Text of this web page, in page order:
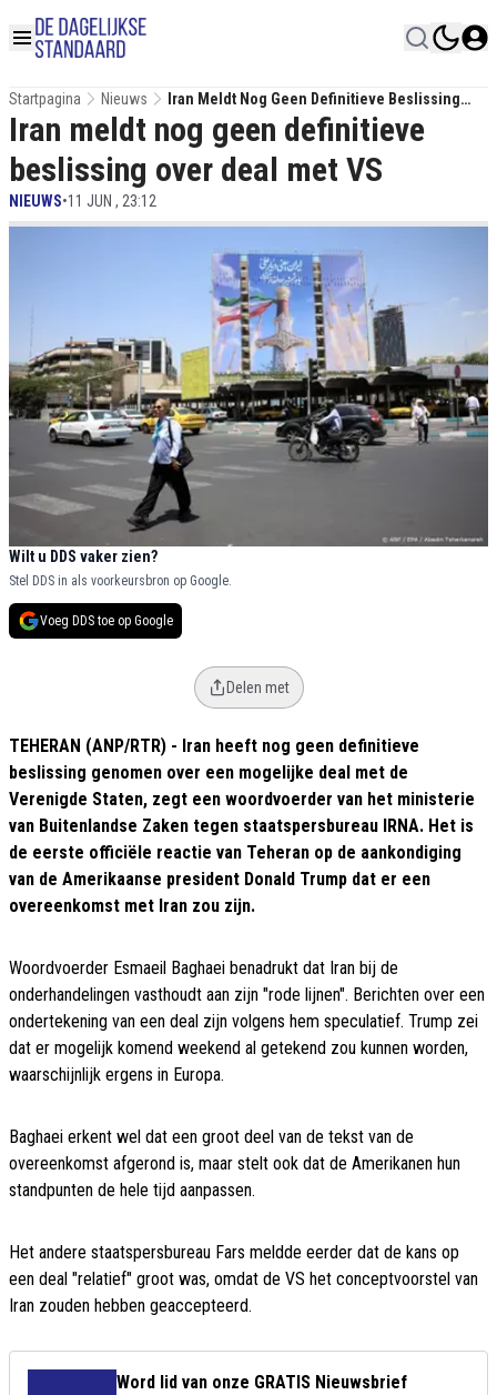
Startpagina Nieuws
Iran Meldt Nog Geen Definitieve Beslissing
Over Deal Met VS
Iran meldt nog geen definitieve
beslissing over deal met VS
NIEUWS•11 JUN , 23:12
Wilt u DDS vaker zien?
Stel DDS in als voorkeursbron op Google.
Voeg DDS toe op Google
Delen met
TEHERAN (ANP/RTR) - Iran heeft nog geen definitieve
beslissing genomen over een mogelijke deal met de
Verenigde Staten, zegt een woordvoerder van het ministerie
van Buitenlandse Zaken tegen staatspersbureau IRNA. Het is
de eerste officiële reactie van Teheran op de aankondiging
van de Amerikaanse president Donald Trump dat er een
overeenkomst met Iran zou zijn.
Woordvoerder Esmaeil Baghaei benadrukt dat Iran bij de
onderhandelingen vasthoudt aan zijn "rode lijnen". Berichten over een
ondertekening van een deal zijn volgens hem speculatief. Trump zei
dat er mogelijk komend weekend al getekend zou kunnen worden,
waarschijnlijk ergens in Europa.
Baghaei erkent wel dat een groot deel van de tekst van de
overeenkomst afgerond is, maar stelt ook dat de Amerikanen hun
standpunten de hele tijd aanpassen.
Het andere staatspersbureau Fars meldde eerder dat de kans op
een deal "relatief" groot was, omdat de VS het conceptvoorstel van
Iran zouden hebben geaccepteerd.
Word lid van onze GRATIS Nieuwsbrief